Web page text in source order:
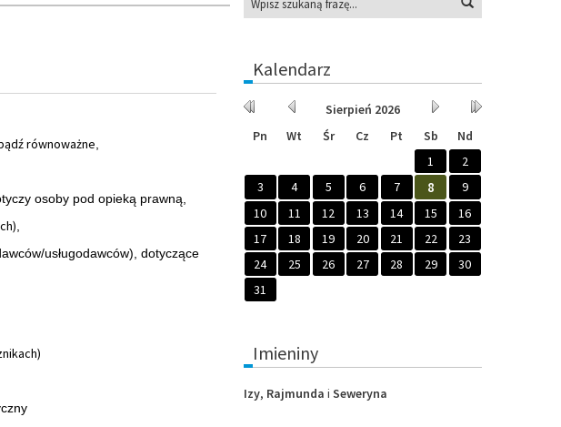
równoważne
osoby pod opieką prawną,
usługodawców), dotyczące
Kalendarz
Rok
Miesiąc
wcześniej
Sierpień 2026
Miesiąc Rok
Pn Wt Śr Cz Pt Sb
Nd
1
2
3
4 5 6 7 8
9
10
11 12 13 14 15
16
17
18 19 20 21 22
23
24
25 26 27 28 29
30
31
Imieniny
Izy, Rajmunda i Seweryna